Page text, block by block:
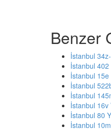
Benzer
İstanbul
İstanbul
İstanbul
İstanbul
İstanbul
İstanbul 16v
İstanbul 80
İstanbul